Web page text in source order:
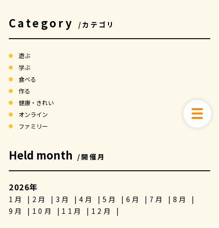
Category /カテゴリ
遊ぶ
学ぶ
食べる
作る
健康・きれい
オンライン
ファミリー
Held month /開催月
2026年
1月 2月 3月 4月 5月 6月 7月
8月
9月
10月 11月 12月